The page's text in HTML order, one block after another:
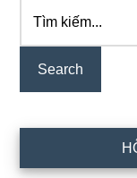
Primary
Sidebar
kiếm...